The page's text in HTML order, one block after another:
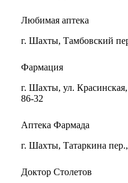
Любимая аптека
г. Шахты, Тамбовский
Фармация
г. Шахты, ул.
86-32
Аптека Фармада
г. Шахты, Татаркина
Доктор Столетов